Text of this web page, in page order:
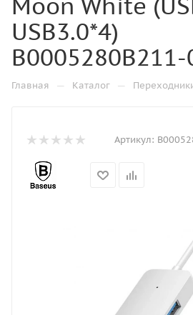
USB3.0*4)
B0005280B211-
Главная — Каталог —
Артикул: